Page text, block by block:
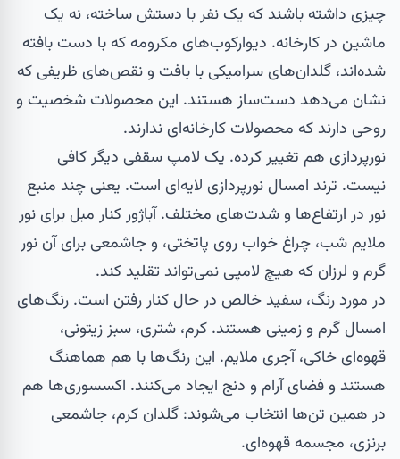
چیزی داشته باشند که یک نفر با دستش ساخته، نه یک
ماشین در کارخانه. دیوارکوب‌های مکرومه که با دست بافته
شده‌اند، گلدان‌های سرامیکی با بافت و نقص‌های ظریفی که
نشان می‌دهد دست‌ساز هستند. این محصولات شخصیت و
روحی دارند که محصولات کارخانه‌ای ندارند.
نورپردازی هم تغییر کرده. یک لامپ سقفی دیگر کافی
نیست. ترند امسال نورپردازی لایه‌ای است. یعنی چند منبع
نور در ارتفاع‌ها و شدت‌های مختلف.آباژورکنار مبل برای نور
ملایم شب، چراغ خواب روی پاتختی، و جاشمعی برای آن نور
گرم و لرزان که هیچ لامپی نمی‌تواند تقلید کند.
در مورد رنگ، سفید خالص در حال کنار رفتن است. رنگ‌های
امسال گرم و زمینی هستند. کرم، شتری، سبز زیتونی،
قهوه‌ای خاکی، آجری ملایم. این رنگ‌ها با هم هماهنگ
هستند و فضای آرام و دنج ایجاد می‌کنند. اکسسوری‌ها هم
در همین تن‌ها انتخاب می‌شوند: گلدان کرم، جاشمعی
برنزی، مجسمه قهوه‌ای.